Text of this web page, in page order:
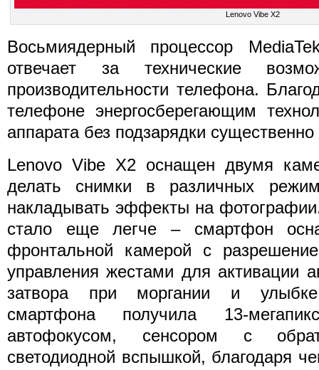
Lenovo Vibe X2
Восьмиядерный процессор
отвечает за технические
производительности телефона.
телефоне энергосберегающим
аппарата без подзарядки
Lenovo Vibe X2 оснащен двумя
делать снимки в различных
накладывать эффекты на
стало еще легче – смартфон
фронтальной камерой с
управления жестами для активации
затвора при моргании и
смартфона получила 13-
автофокусом, сенсором с
светодиодной вспышкой, благодаря